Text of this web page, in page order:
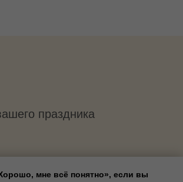
мне всё понятно», если вы
праздника